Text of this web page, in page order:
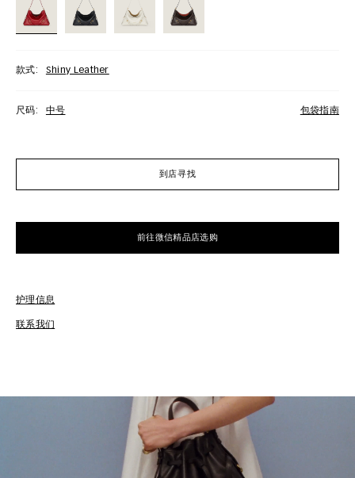
款式: Shiny Leather
尺码: 中号 包袋指南
到店寻找
前往微信精品店选购
护理信息
联系我们